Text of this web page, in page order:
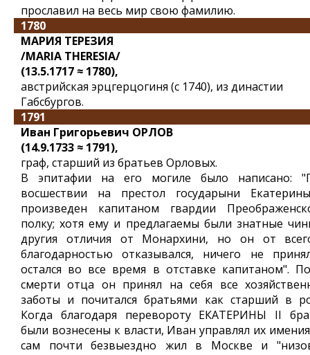
прославил на весь мир свою фамилию.
1780
МАРИЯ ТЕРЕЗИЯ
/MARIA THERESIA/
(13.5.1717 ≈ 1780),
австрийская эрцгерцогиня (с 1740), из династии
Габсбургов.
1791
Иван Григорьевич ОРЛОВ
(14.9.1733 ≈ 1791),
граф, старший из братьев Орловых.
В эпитафии на его могиле было написано:
восшествии на престол государыни
произведен капитаном гвардии
полку; хотя ему и предлагаемы были знатные
другия отличия от Монархини, но он от
благодарностью отказывался, ничего не
остался во все время в отставке капитаном".
смерти отца он принял на себя все
заботы и почитался братьями как старший в
Когда благодаря перевороту ЕКАТЕРИНЫ II
были вознесены к власти, Иван управлял их
сам почти безвыездно жил в Москве и